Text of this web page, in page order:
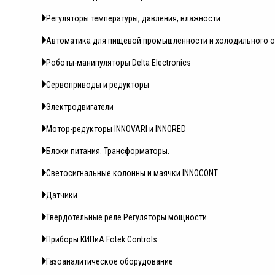
Регуляторы температуры, давления, влажности
Автоматика для пищевой промышленности и холодильного
Роботы-манипуляторы Delta Electronics
Сервоприводы и редукторы
Электродвигатели
Мотор-редукторы INNOVARI и INNORED
Блоки питания. Трансформаторы.
Светосигнальные колонны и маячки INNOCONT
Датчики
Твердотельные реле Регуляторы мощности
Приборы КИПиА Fotek Controls
Газоаналитическое оборудование